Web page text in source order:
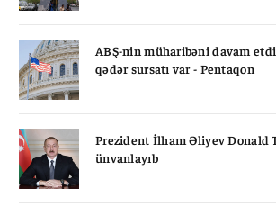
ABŞ-nin müharibəni davam
qədər sursatı var - Pentaqon
Prezident İlham Əliyev Donald
ünvanlayıb